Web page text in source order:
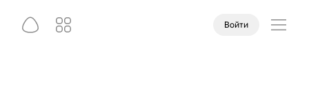
Войти